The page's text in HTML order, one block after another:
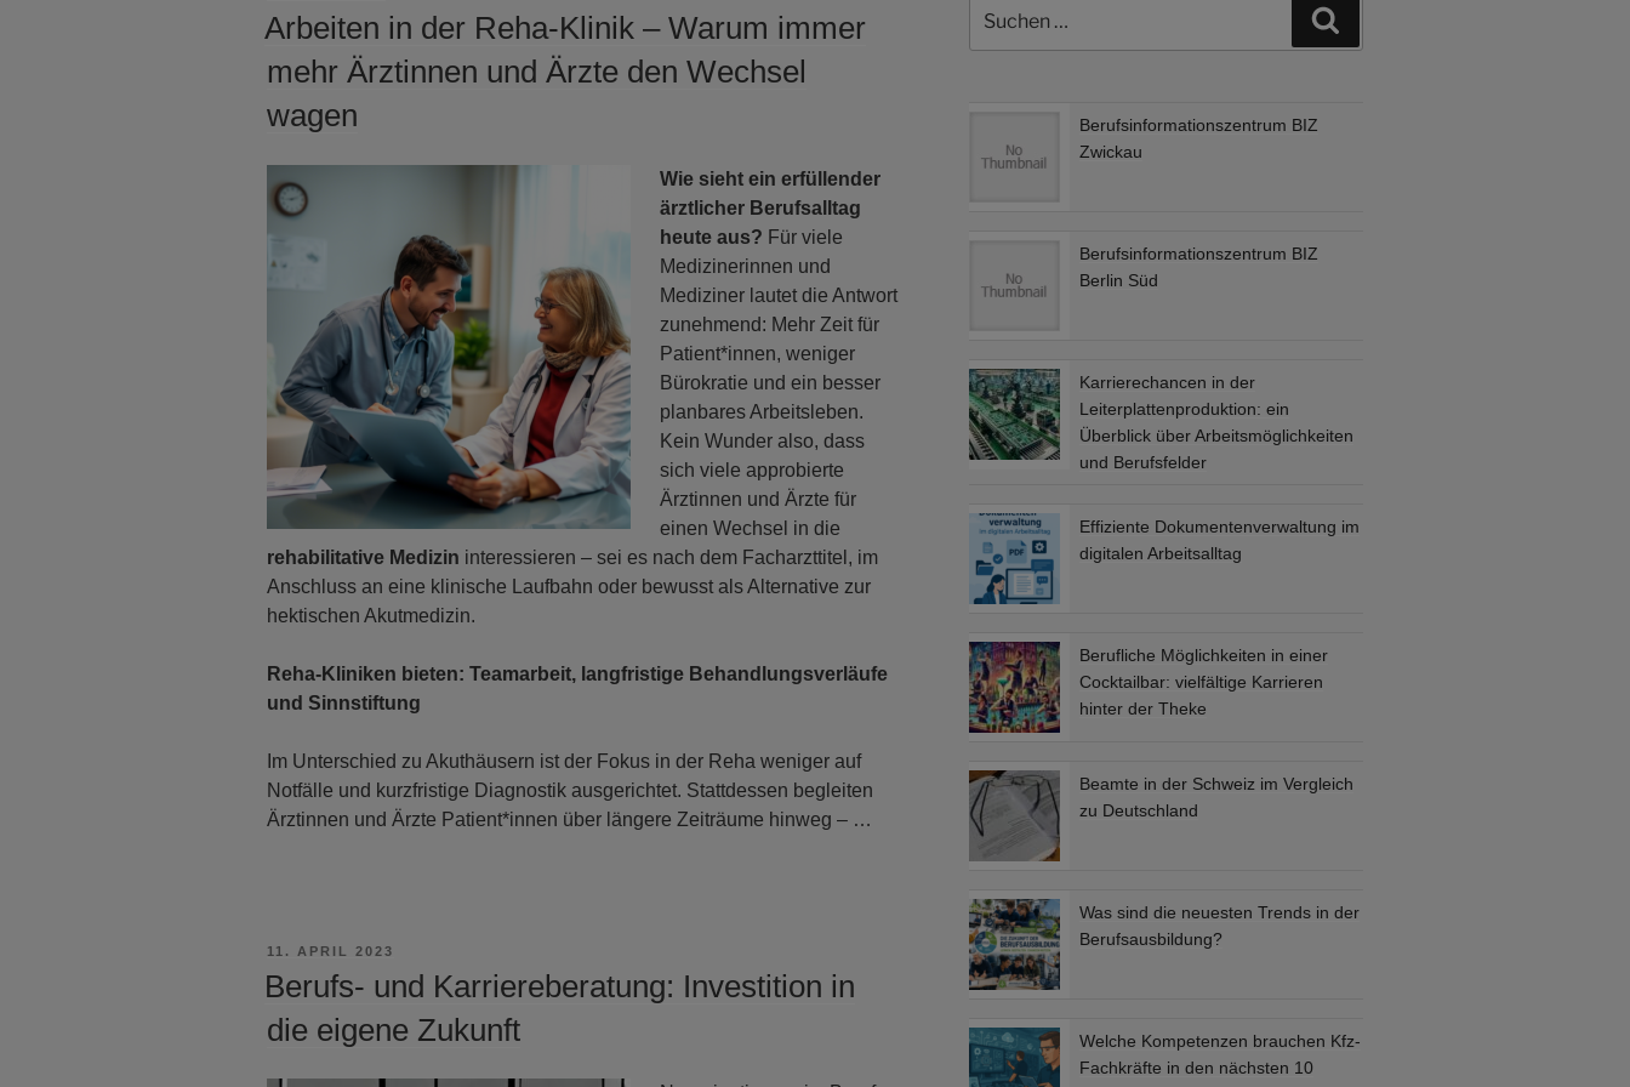
Arbeiten in der Reha-Klinik – Warum immer
mehr Ärztinnen und Ärzte den Wechsel
wagen
Wie sieht ein erfüllender
ärztlicher Berufsalltag
heute aus? Für viele
Medizinerinnen und
Mediziner lautet die Antwort
zunehmend: Mehr Zeit für
Patient*innen, weniger
Bürokratie und ein besser
planbares Arbeitsleben.
Kein Wunder also, dass
sich viele approbierte
Ärztinnen und Ärzte für
einen Wechsel in die
rehabilitative Medizin interessieren – sei es nach dem Facharzttitel, im
Anschluss an eine klinische Laufbahn oder bewusst als Alternative zur
hektischen Akutmedizin.
Reha-Kliniken bieten: Teamarbeit, langfristige Behandlungsverläufe
und Sinnstiftung
Im Unterschied zu Akuthäusern ist der Fokus in der Reha weniger auf
Notfälle und kurzfristige Diagnostik ausgerichtet. Stattdessen begleiten
Ärztinnen und Ärzte Patient*innen über längere Zeiträume hinweg – …
VERÖFFENTLICHT
11. APRIL 2023
Berufs- und Karriereberatung: Investition in
die eigene Zukunft
nach:
Berufsinformationszentrum BIZ
Zwickau
Berufsinformationszentrum BIZ
Berlin Süd
Karrierechancen in der
Leiterplattenproduktion: ein
Überblick über Arbeitsmöglichkeiten
und Berufsfelder
Effiziente Dokumentenverwaltung im
digitalen Arbeitsalltag
Berufliche Möglichkeiten in einer
Cocktailbar: vielfältige Karrieren
hinter der Theke
Beamte in der Schweiz im Vergleich
zu Deutschland
Was sind die neuesten Trends in der
Berufsausbildung?
Welche Kompetenzen brauchen Kfz-
Fachkräfte in den nächsten 10